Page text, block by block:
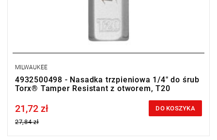
MILWAUKEE
4932500498 - Nasadka trzpieniowa 1/4" do śrub
Torx® Tamper Resistant z otworem, T20
Price tax included
21,72 zł
27,84 zł
DO KOSZYKA